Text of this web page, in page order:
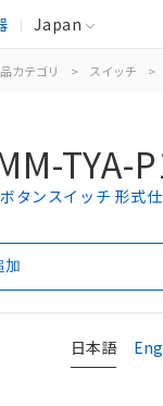
Japan
カテゴリ > スイッチ >
TYA-
タンスイッチ 形式
加
日本語